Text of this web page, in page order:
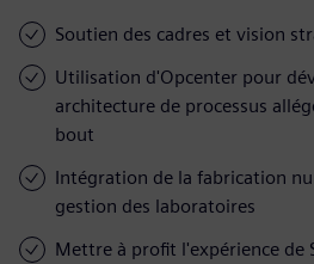
Soutien des cadres et vision
Utilisation d'Opcenter pour
architecture de processus
bout
Intégration de la fabrication
gestion des laboratoires
Mettre à profit l'expérience de